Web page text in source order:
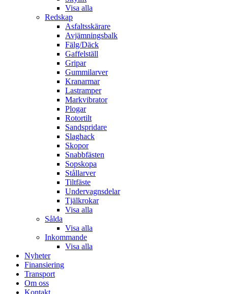
Visa alla
Redskap
Asfaltsskärare
Avjämningsbalk
Fälg/Däck
Gaffelställ
Gripar
Gummilarver
Kranarmar
Lastramper
Markvibrator
Plogar
Rotortilt
Sandspridare
Slaghack
Skopor
Snabbfästen
Sopskopa
Stållarver
Tiltfäste
Undervagnsdelar
Tjälkrokar
Visa alla
Sålda
Visa alla
Inkommande
Visa alla
Nyheter
Finansiering
Transport
Om oss
Kontakt